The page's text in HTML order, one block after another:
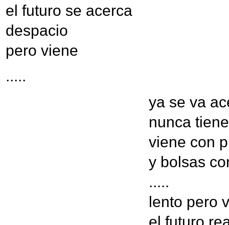
el futuro se acerca
despacio
pero viene
.....
ya se va
nunca
viene con
y bolsas
.....
lento pero